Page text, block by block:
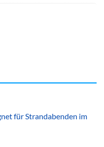
für Strandabenden im